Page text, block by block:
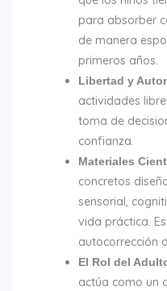
para absorber
de manera
primeros años.
Libertad y
actividades
toma de
confianza.
Materiales
concretos
sensorial,
vida práctica.
autocorrección
El Rol del
actúa como un